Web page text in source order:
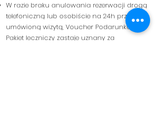
W razie braku anulowania rezerwacji drogą
telefoniczną lub osobiście na 24h przed
umówioną wizytą, Voucher Podarunkowy/
Pakiet leczniczy zastaje uznany za